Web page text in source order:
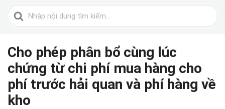
Tìm
kiếm
Cho phép phân bổ cùng lúc
chứng từ chi phí mua hàng cho
phí trước hải quan và phí hàng về
kho